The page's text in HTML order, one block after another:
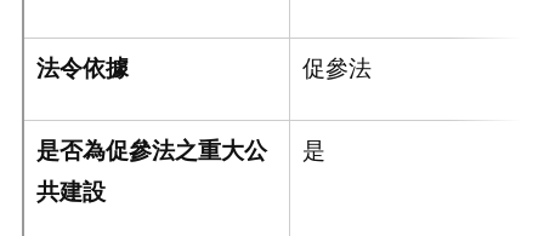
法令依據 促參法
是否為促參法之重大公
共建設
是